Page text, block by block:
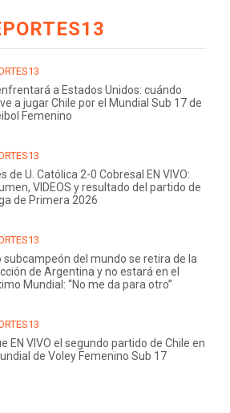
a Estados Unidos: cuándo
a jugar Chile por el Mundial Sub 17 de
Femenino
de U. Católica 2-0 Cobresal EN VIVO:
VIDEOS y resultado del partido de
de Primera 2026
subcampeón del mundo se retira de la
de Argentina y no estará en el
Mundial: “No me da para otro”
EN VIVO el segundo partido de Chile en
de Voley Femenino Sub 17